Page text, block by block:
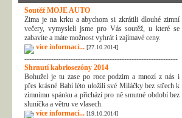
Soutěž MOJE AUTO
Zima je na krku a abychom si zkrátili dlouhé zimní
večery, vymysleli jsme pro Vás soutěž, u které se
zabavíte a máte možnost vyhrát i zajímavé ceny.
více informací... [27.10.2014]
---------------------------------------------------------------
Shrnutí kabriosezóny 2014
Bohužel je tu zase po roce podzim a mnozí z nás i
přes krásné Babí léto uložili své Miláčky bez střech k
zimnímu spánku a přichází pro ně smutné období bez
sluníčka a větru ve vlasech.
více informací... [19.10.2014]